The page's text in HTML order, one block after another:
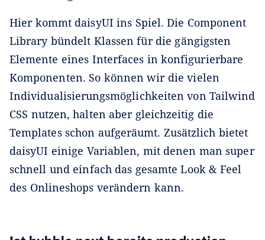
Hier kommt daisyUI ins Spiel. Die Component
Library bündelt Klassen für die gängigsten
Elemente eines Interfaces in konfigurierbare
Komponenten. So können wir die vielen
Individualisierungsmöglichkeiten von Tailwind
CSS nutzen, halten aber gleichzeitig die
Templates schon aufgeräumt. Zusätzlich bietet
daisyUI einige Variablen, mit denen man super
schnell und einfach das gesamte Look & Feel
des Onlineshops verändern kann.